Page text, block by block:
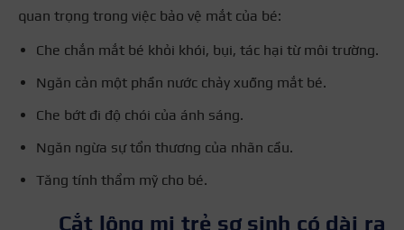
quan trọng trong việc bảo vệ mắt của bé:
Che chắn mắt bé khỏi khói, bụi, tác hại từ môi trường.
Ngăn cản một phần nước chảy xuống mắt bé.
Che bớt đi độ chói của ánh sáng.
Ngăn ngừa sự tổn thương của nhãn cầu.
Tăng tính thẩm mỹ cho bé.
Cắt lông mi trẻ sơ sinh có dài ra